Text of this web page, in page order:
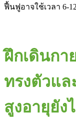
ฟื้นฟูอาจใช้เวลา 6-
ฝึกเดินกา
ทรงตัวแล
สูงอายุยัง